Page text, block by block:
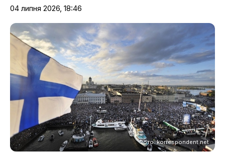
04 липня 2026, 18:46
Фото: korrespondent.net